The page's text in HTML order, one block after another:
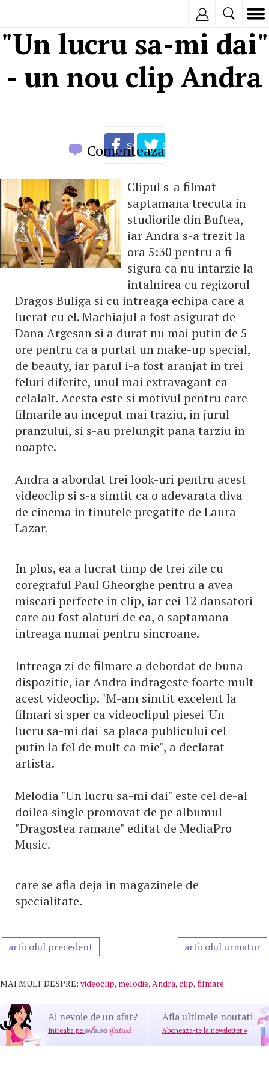
"Un lucru sa-mi dai"
- un nou clip Andra
Comenteaza
Clipul s-a filmat
saptamana trecuta in
studiorile din Buftea,
iar Andra s-a trezit la
ora 5:30 pentru a fi
sigura ca nu intarzie la
intalnirea cu regizorul
Dragos Buliga si cu intreaga echipa care a
lucrat cu el. Machiajul a fost asigurat de
Dana Argesan si a durat nu mai putin de 5
ore pentru ca a purtat un make-up special,
de beauty, iar parul i-a fost aranjat in trei
feluri diferite, unul mai extravagant ca
celalalt. Acesta este si motivul pentru care
filmarile au inceput mai traziu, in jurul
pranzului, si s-au prelungit pana tarziu in
noapte.
Andra a abordat trei look-uri pentru acest
videoclip si s-a simtit ca o adevarata diva
de cinema in tinutele pregatite de Laura
Lazar.
In plus, ea a lucrat timp de trei zile cu
coregraful Paul Gheorghe pentru a avea
miscari perfecte in clip, iar cei 12 dansatori
care au fost alaturi de ea, o saptamana
intreaga numai pentru sincroane.
Intreaga zi de filmare a debordat de buna
dispozitie, iar Andra indrageste foarte mult
acest videoclip. "M-am simtit excelent la
filmari si sper ca videoclipul piesei 'Un
lucru sa-mi dai' sa placa publicului cel
putin la fel de mult ca mie", a declarat
artista.
Melodia "Un lucru sa-mi dai" este cel de-al
doilea single promovat de pe albumul
"Dragostea ramane" editat de MediaPro
Music.
care se afla deja in magazinele de
specialitate.
articolul precedent articolul urmator
MAI MULT DESPRE: videoclip, melodie,Andra,clip,filmare
Ai nevoie de un sfat?
Intreaba pe
Afla ultimele noutati
Aboneaza-te la newsletter »